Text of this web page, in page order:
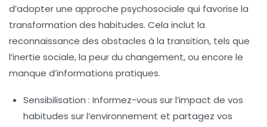
d’adopter une approche psychosociale qui favorise la
transformation des habitudes. Cela inclut la
reconnaissance des obstacles à la transition, tels que
l’inertie sociale, la peur du changement, ou encore le
manque d’informations pratiques.
Sensibilisation : Informez-vous sur l’impact de vos
habitudes sur l’environnement et partagez vos